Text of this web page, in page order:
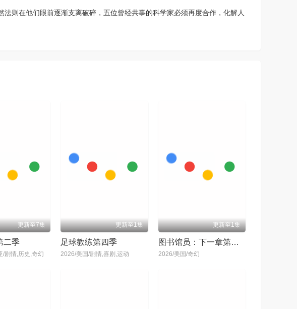
则在他们眼前逐渐支离破碎，五位曾经共事的科学家必须再度合作，化解人
更新至7集
二季
/剧情,历史,奇幻
更新至1集
足球教练第四季
2026/美国/剧情,喜剧,运动
更新至1集
图书馆员：下一章第二季
2026/美国/奇幻